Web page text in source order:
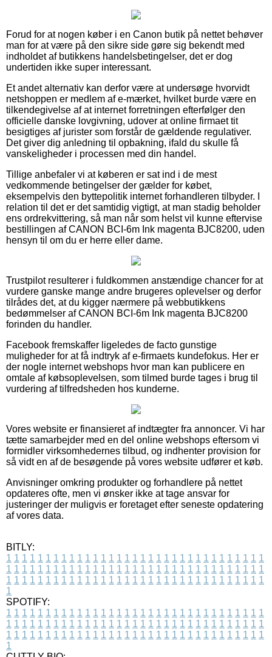
Forud for at nogen køber i en Canon butik på nettet behøver
man for at være på den sikre side gøre sig bekendt med
indholdet af butikkens handelsbetingelser, det er dog
undertiden ikke super interessant.
Et andet alternativ kan derfor være at undersøge hvorvidt
netshoppen er medlem af e-mærket, hvilket burde være en
tilkendegivelse af at internet forretningen efterfølger den
officielle danske lovgivning, udover at online firmaet tit
besigtiges af jurister som forstår de gældende regulativer.
Det giver dig anledning til opbakning, ifald du skulle få
vanskeligheder i processen med din handel.
Tillige anbefaler vi at køberen er sat ind i de mest
vedkommende betingelser der gælder for købet,
eksempelvis den byttepolitik internet forhandleren tilbyder. I
relation til det er det samtidig vigtigt, at man stadig beholder
ens ordrekvittering, så man når som helst vil kunne eftervise
bestillingen af CANON BCI-6m Ink magenta BJC8200, uden
hensyn til om du er herre eller dame.
Trustpilot resulterer i fuldkommen anstændige chancer for at
vurdere ganske mange andre brugeres oplevelser og derfor
tilrådes det, at du kigger nærmere på webbutikkens
bedømmelser af CANON BCI-6m Ink magenta BJC8200
forinden du handler.
Facebook fremskaffer ligeledes de facto gunstige
muligheder for at få indtryk af e-firmaets kundefokus. Her er
der nogle internet webshops hvor man kan publicere en
omtale af købsoplevelsen, som tilmed burde tages i brug til
vurdering af tilfredsheden hos kunderne.
Vores website er finansieret af indtægter fra annoncer. Vi har
tætte samarbejder med en del online webshops eftersom vi
formidler virksomhedernes tilbud, og indhenter provision for
så vidt en af de besøgende på vores website udfører et køb.
Anvisninger omkring produkter og forhandlere på nettet
opdateres ofte, men vi ønsker ikke at tage ansvar for
justeringer der muligvis er foretaget efter seneste opdatering
af vores data.
BITLY:
1 1 1 1 1 1 1 1 1 1 1 1 1 1 1 1 1 1 1 1 1 1 1 1 1 1 1 1 1 1 1 1 1
1 1 1 1 1 1 1 1 1 1 1 1 1 1 1 1 1 1 1 1 1 1 1 1 1 1 1 1 1 1 1 1 1
1 1 1 1 1 1 1 1 1 1 1 1 1 1 1 1 1 1 1 1 1 1 1 1 1 1 1 1 1 1 1 1 1
1
SPOTIFY:
1 1 1 1 1 1 1 1 1 1 1 1 1 1 1 1 1 1 1 1 1 1 1 1 1 1 1 1 1 1 1 1 1
1 1 1 1 1 1 1 1 1 1 1 1 1 1 1 1 1 1 1 1 1 1 1 1 1 1 1 1 1 1 1 1 1
1 1 1 1 1 1 1 1 1 1 1 1 1 1 1 1 1 1 1 1 1 1 1 1 1 1 1 1 1 1 1 1 1
1